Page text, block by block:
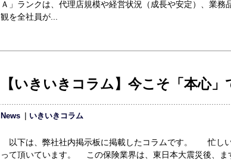
Ａ」ランクは、代理店規模や経営状況（成長や安定）、業務
観を全社員が...
【いきいきコラム】今こそ「本心」
News いきいきコラム
以下は、弊社社内掲示板に掲載したコラムです。 忙し
って頂いています。 この保険業界は、東日本大震災後、ま